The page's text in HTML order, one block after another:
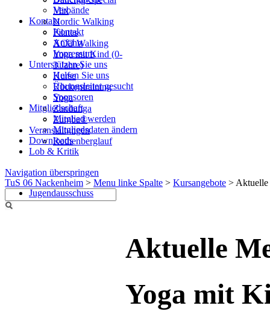
Verbände
Kontakt
Kontakt
Anfahrt
Impressum
Unterstützen Sie uns
Helfen Sie uns
Übungsleiter gesucht
Sponsoren
Mitgliedschaft
Mitglied werden
Mitgliedsdaten ändern
Downloads
Lob & Kritik
TuS 06 Nackenheim > Menu linke Spalte > Kursangebote > Aktuelle
Mix
Nordic Walking
Pilates
XCO Walking
Yoga mit Kind (0-
3 Jahre)
Kurse
Rückentraining
Yoga
Zandunga
Zumba®
Veranstaltungen
Rothenberglauf
Navigation überspringen
Jugendausschuss
Aktuelle
Yoga mit